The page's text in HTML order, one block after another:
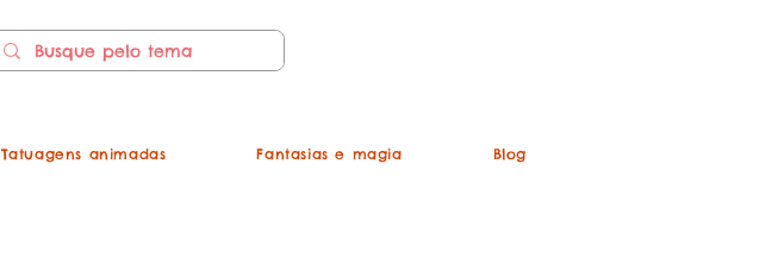
Tatuagens animadas Fantasias e magia Blog